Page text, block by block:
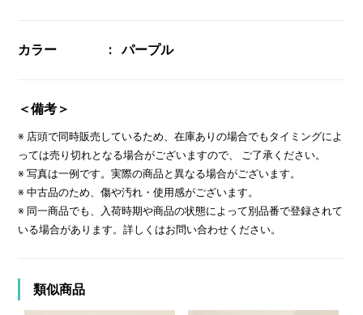
カラー パープル
＜備考＞
※ 店頭で同時販売しているため、在庫ありの場合でもタイミングによ
っては売り切れとなる場合がございますので、 ご了承ください。
※ 写真は一例です。実際の商品と異なる場合がございます。
※ 中古品のため、傷や汚れ・使用感がございます。
※ 同一商品でも、入荷時期や商品の状態によって別品番で登録されて
いる場合があります。詳しくはお問い合わせください。
類似商品